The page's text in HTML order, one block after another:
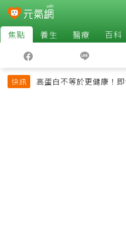
焦點 養生 醫療 百科
快訊
高蛋白不等於更健康！